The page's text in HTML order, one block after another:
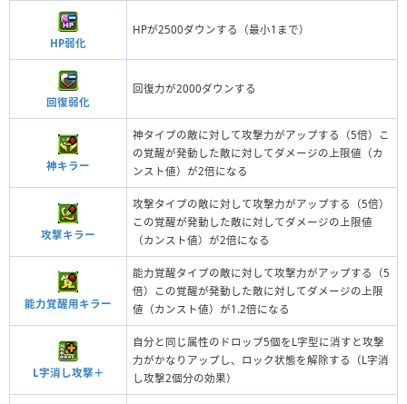
HP弱化
HPが2500ダウンする（最小1まで）
回復弱化
回復力が2000ダウンする
神キラー
神タイプの敵に対して攻撃力がアップする（5倍）こ
の覚醒が発動した敵に対してダメージの上限値（カ
ンスト値）が2倍になる
攻撃キラー
攻撃タイプの敵に対して攻撃力がアップする（5倍）
この覚醒が発動した敵に対してダメージの上限値
（カンスト値）が2倍になる
能力覚醒用キラー
能力覚醒タイプの敵に対して攻撃力がアップする（5
倍）この覚醒が発動した敵に対してダメージの上限
値（カンスト値）が1.2倍になる
L字消し攻撃＋
自分と同じ属性のドロップ5個をL字型に消すと攻撃
力がかなりアップし、ロック状態を解除する（L字消
し攻撃2個分の効果）